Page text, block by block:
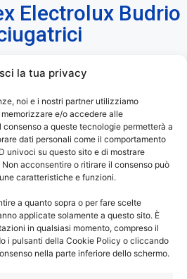
la tua privacy
noi e i nostri partner utilizziamo
e/o accedere alle
a queste tecnologie permetterà a
dati personali come il comportamento
univoci su questo sito e di mostrare
acconsentire o ritirare il consenso può
caratteristiche e funzioni.
a quanto sopra o per fare scelte
applicate solamente a questo sito. È
in qualsiasi momento, compreso il
i pulsanti della Cookie Policy o cliccando
nella parte inferiore dello schermo.
Electrolux Budrio
Budrio– Riparazioni
Fuori Garanzia.
®ti dà dei problemi? Non
I programmi di asciugatura
specializzato di Elettrodom
assistenza sulla tua asciugatrice
Rex Electrolux®.